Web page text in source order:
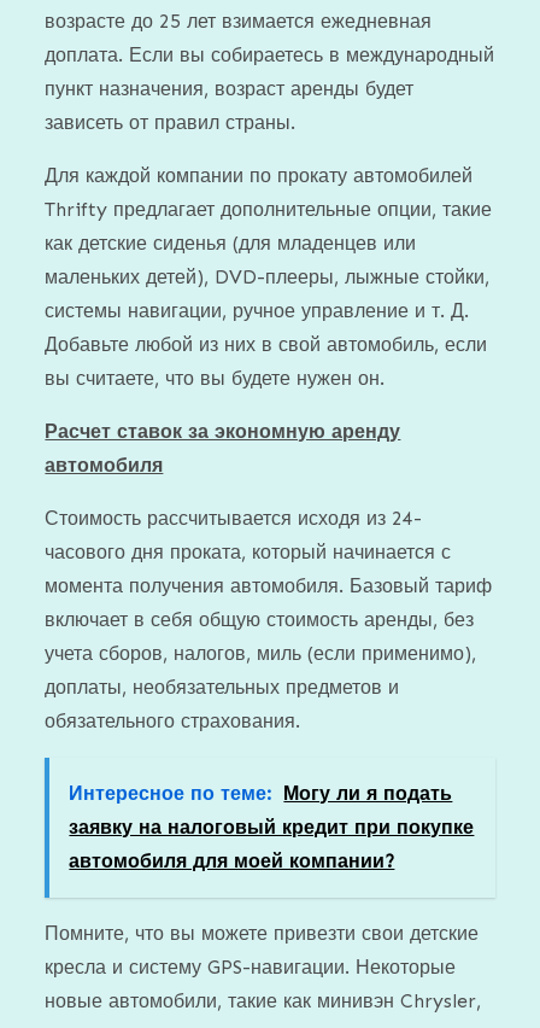
возрасте до 25 лет взимается ежедневная
доплата. Если вы собираетесь в международный
пункт назначения, возраст аренды будет
зависеть от правил страны.
Для каждой компании по прокату автомобилей
Thrifty предлагает дополнительные опции, такие
как детские сиденья (для младенцев или
маленьких детей), DVD-плееры, лыжные стойки,
системы навигации, ручное управление и т. Д.
Добавьте любой из них в свой автомобиль, если
вы считаете, что вы будете нужен он.
Расчет ставок за экономную аренду
автомобиля
Стоимость рассчитывается исходя из 24-
часового дня проката, который начинается с
момента получения автомобиля. Базовый тариф
включает в себя общую стоимость аренды, без
учета сборов, налогов, миль (если применимо),
доплаты, необязательных предметов и
обязательного страхования.
Интересное по теме: Могу ли я подать
заявку на налоговый кредит при покупке
автомобиля для моей компании?
Помните, что вы можете привезти свои детские
кресла и систему GPS-навигации. Некоторые
новые автомобили, такие как минивэн Chrysler,